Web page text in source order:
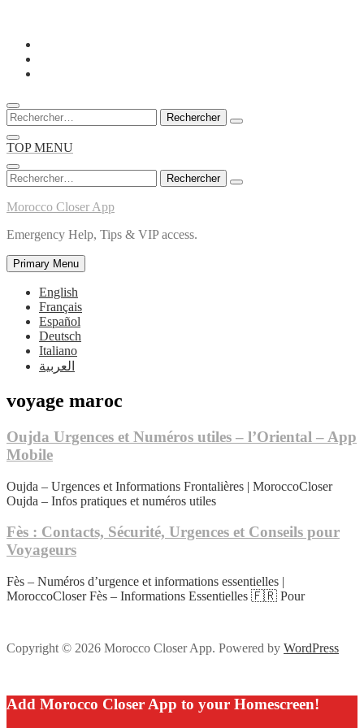
Skip
content
Rechercher :
TOP MENU
Rechercher :
Morocco Closer App
Emergency Help, Tips & VIP access.
Primary Menu
English
Français
Español
Deutsch
Italiano
العربية
voyage maroc
Oujda Urgences et Numéros utiles – l’Oriental – App
Mobile
Oujda – Urgences et Informations Frontalières | MoroccoCloser
Oujda – Infos pratiques et numéros utiles
Fès : Contacts, Sécurité, Urgences et Conseils pour
Voyageurs
Fès – Numéros d’urgence et informations essentielles |
MoroccoCloser Fès – Informations Essentielles 🇫🇷 Pour
Copyright © 2026 Morocco Closer App. Powered by WordPress
Add Morocco Closer App to your Homescreen!